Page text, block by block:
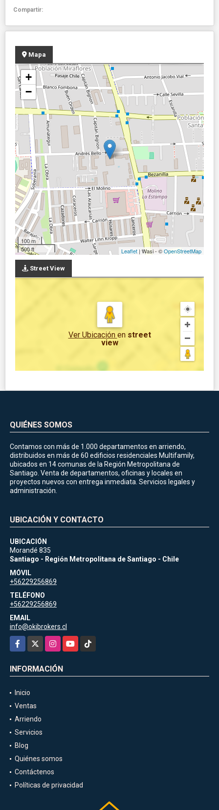
Compartir:
Mapa
+
−
100 m
500 ft
Leaflet | Wasi - ©OpenStreetMap
Street View
Ver Ubicación en street
view
QUIÉNES SOMOS
Contamos con más de 1.000 departamentos en arriendo,
distribuidos en más de 60 edificios residenciales Multifamily,
ubicados en 14 comunas de la Región Metropolitana de
Santiago. Venta de departamentos, oficinas y locales en
proyectos nuevos con entrega inmediata. Servicios legales y
administración.
UBICACIÓN Y CONTACTO
UBICACIÓN
Morandé 835
Santiago - Región Metropolitana de Santiago - Chile
MÓVIL
+56229256869
TELÉFONO
+56229256869
EMAIL
info@okibrokers.cl
Facebook
InstagramYouTubeTikTok
INFORMACIÓN
Inicio
Ventas
Arriendo
Servicios
Blog
Quiénes somos
Contáctenos
Políticas de privacidad